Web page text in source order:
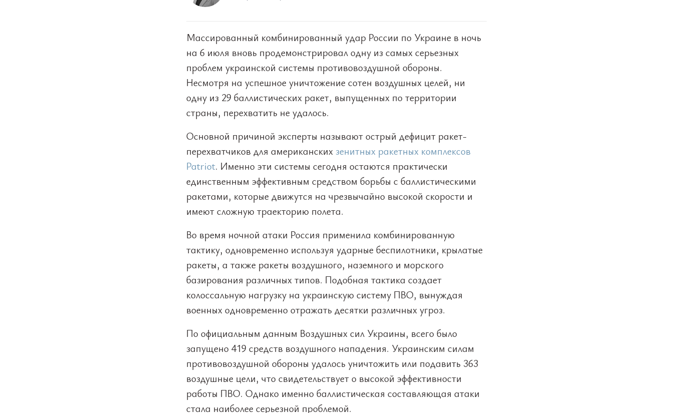
Массированный комбинированный удар России по Украине в ночь
на 6 июля вновь продемонстрировал одну из самых серьезных
проблем украинской системы противовоздушной обороны.
Несмотря на успешное уничтожение сотен воздушных целей, ни
одну из 29 баллистических ракет, выпущенных по территории
страны, перехватить не удалось.
Основной причиной эксперты называют острый дефицит ракет-
перехватчиков для американских зенитных ракетных комплексов
Patriot. Именно эти системы сегодня остаются практически
единственным эффективным средством борьбы с баллистическими
ракетами, которые движутся на чрезвычайно высокой скорости и
имеют сложную траекторию полета.
Во время ночной атаки Россия применила комбинированную
тактику, одновременно используя ударные беспилотники, крылатые
ракеты, а также ракеты воздушного, наземного и морского
базирования различных типов. Подобная тактика создает
колоссальную нагрузку на украинскую систему ПВО, вынуждая
военных одновременно отражать десятки различных угроз.
По официальным данным Воздушных сил Украины, всего было
запущено 419 средств воздушного нападения. Украинским силам
противовоздушной обороны удалось уничтожить или подавить 363
воздушные цели, что свидетельствует о высокой эффективности
работы ПВО. Однако именно баллистическая составляющая атаки
стала наиболее серьезной проблемой.